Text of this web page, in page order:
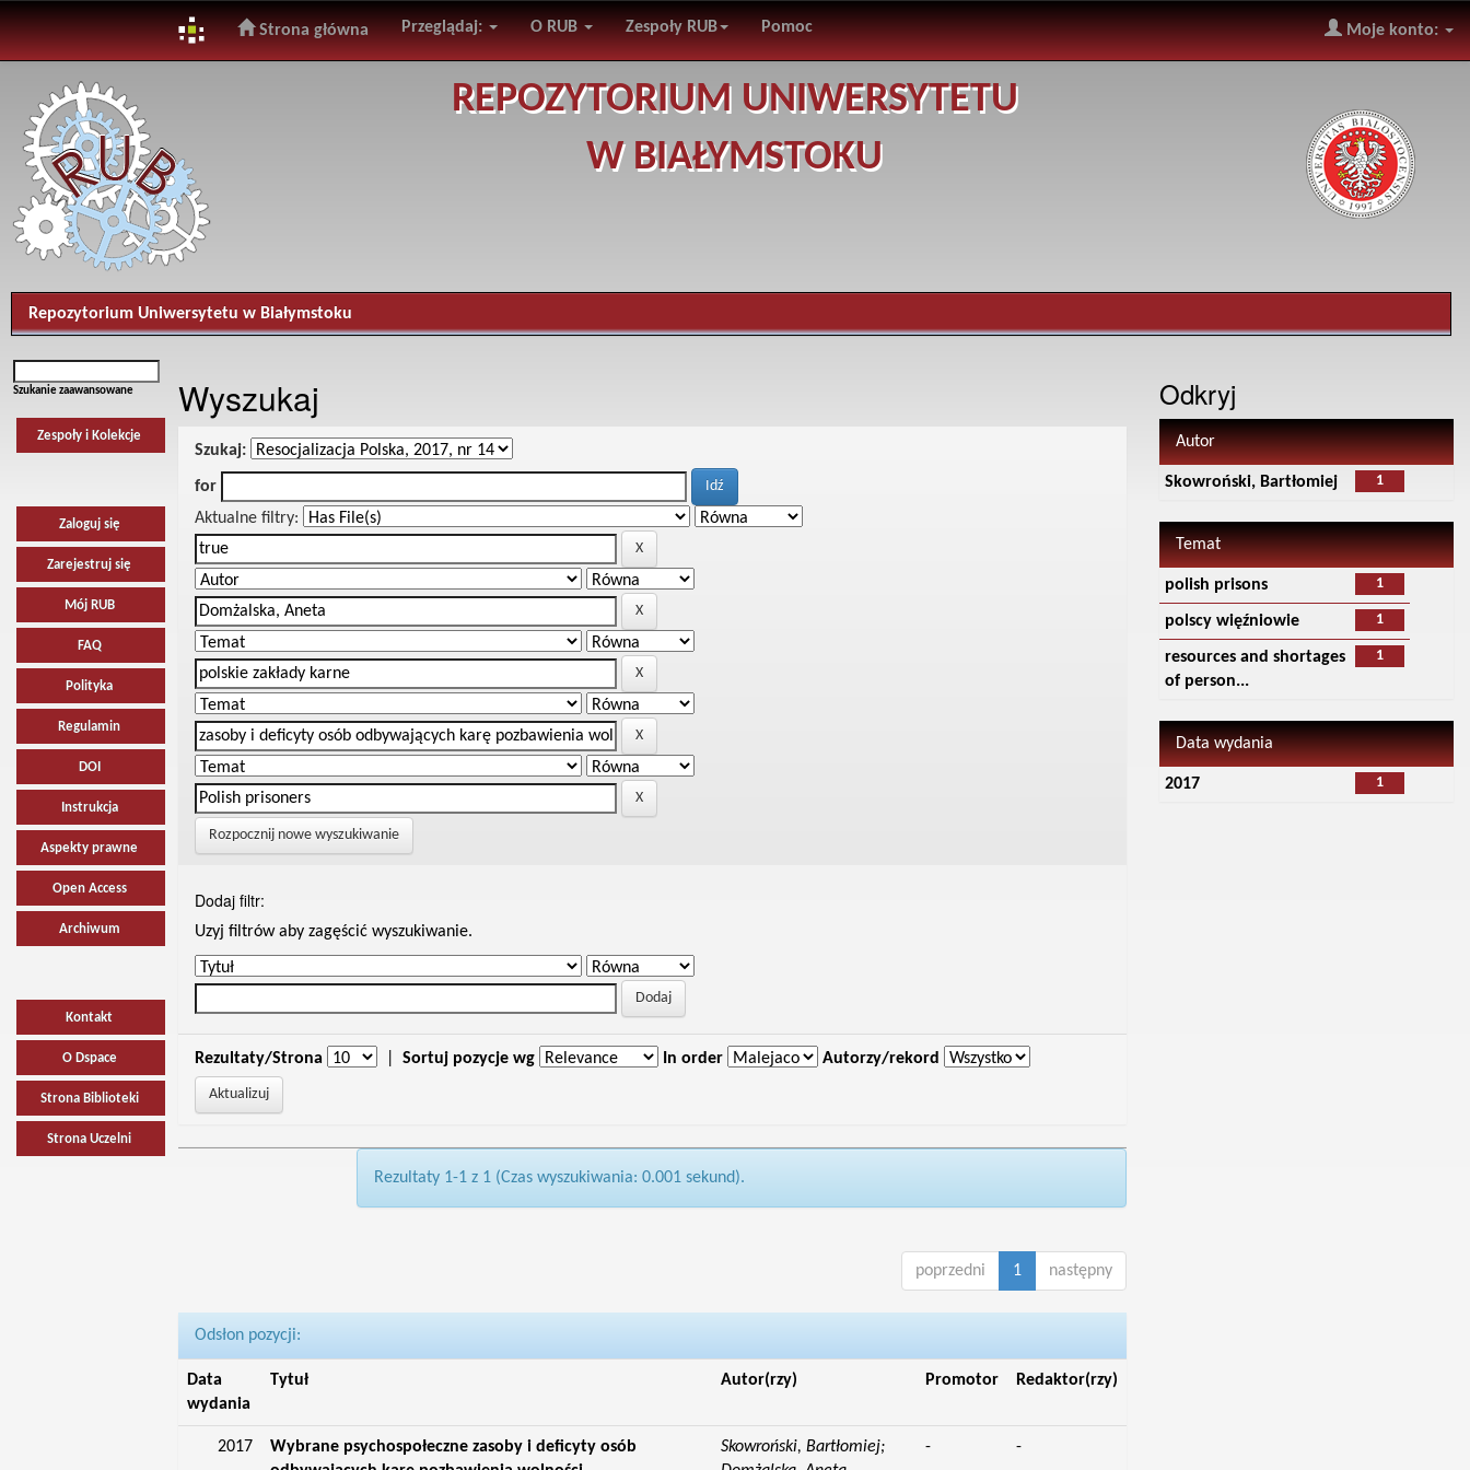
navigation
Strona główna Przeglądaj: O RUB Zespoły RUB Pomoc Moje konto:
REPOZYTORIUM UNIWERSYTETU
W BIAŁYMSTOKU
Repozytorium Uniwersytetu w Białymstoku
Szukanie zaawansowane
Zespoły i Kolekcje
Zaloguj się
Zarejestruj się
Mój RUB
FAQ
Polityka
Regulamin
DOI
Instrukcja
Aspekty prawne
Open Access
Archiwum
Kontakt
O Dspace
Strona Biblioteki
Strona Uczelni
Wyszukaj
Szukaj:
for
Aktualne filtry:
Rozpocznij nowe wyszukiwanie
Dodaj filtr:
Uzyj filtrów aby zagęścić wyszukiwanie.
Rezultaty/Strona Sortuj pozycje wg In order Autorzy/rekord
Rezultaty 1-1 z 1 (Czas wyszukiwania: 0.001 sekund).
poprzedni 1 następny
Odsłon pozycji:
Data
wydania
Tytuł Autor(rzy) Promotor Redaktor(rzy)
2017
Wybrane psychospołeczne zasoby i deficyty osób
Skowroński, Bartłomiej;
- -
Odkryj
Autor
1
Skowroński, Bartłomiej
Temat
1
polish prisons
1
polscy więźniowie
1
resources and shortages
of person...
Data wydania
1
2017